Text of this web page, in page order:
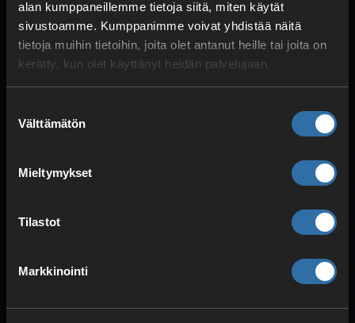
alan kumppaneillemme tietoja siitä, miten käytät
sivustoamme. Kumppanimme voivat yhdistää näitä
tietoja muihin tietoihin, joita olet antanut heille tai joita on
kerätty, kun olet käyttänyt heidän palvelujaan.
valinta
Välttämätön
Mieltymykset
Tilastot
Markkinointi
TURVALLISUUS JA SUOJAUS
DDoS-suojaus
Redundantti virransyöttö
VAHVA SUORITUSKYKY